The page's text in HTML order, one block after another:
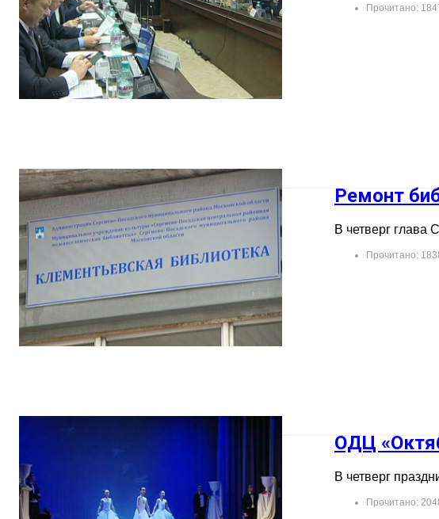
Прочитано:
Ремонт
В четверг глава
Прочитано:
ОДЦ
В четверг
Прочитано: